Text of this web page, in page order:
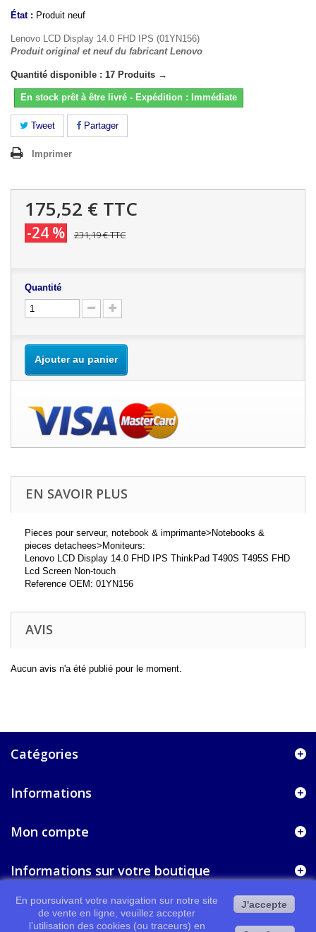
État : Produit neuf
Lenovo LCD Display 14.0 FHD IPS (01YN156)
Produit original et neuf du fabricant Lenovo
Quantité disponible : 17 Produits →
En stock prêt à être livré - Expédition : Immédiate
Tweet Partager
Imprimer
175,52 € TTC
-24 % 231,19 €TTC
Quantité
Ajouter au panier
EN SAVOIR PLUS
Pieces pour serveur, notebook & imprimante>Notebooks &
pieces detachees>Moniteurs:
Lenovo LCD Display 14.0 FHD IPS ThinkPad T490S T495S FHD
Lcd Screen Non-touch
Reference OEM: 01YN156
AVIS
Aucun avis n'a été publié pour le moment.
Catégories
Informations
Mon compte
Informations sur votre boutique
En poursuivant votre navigation sur notre site
de vente en ligne, veuillez accepter
l’utilisation des cookies (ou traceurs) en
J'accepte